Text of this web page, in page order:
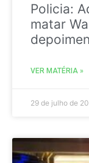
Policia:
matar
VER MATÉRIA »
29 de julho de